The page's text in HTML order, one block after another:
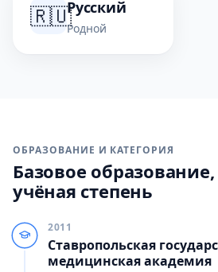
🇷🇺Русский
Родной
ОБРАЗОВАНИЕ И КАТЕГОРИЯ
Базовое
учёная степень
2011
Ставропольская
медицинская академия